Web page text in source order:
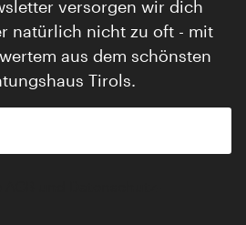
versorgen wir dich
natürlich nicht zu oft - mit
aus dem schönsten
Tirols.